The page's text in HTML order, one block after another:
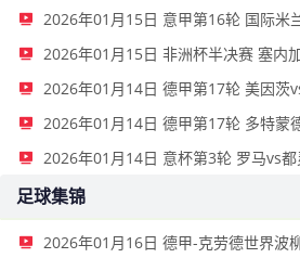
2026年01月15日 意甲第16轮 国际米
2026年01月15日 非洲杯半决赛 塞内
2026年01月14日 德甲第17轮 美因茨
2026年01月14日 德甲第17轮 多特蒙
2026年01月14日 意杯第3轮 罗马vs
足球集锦